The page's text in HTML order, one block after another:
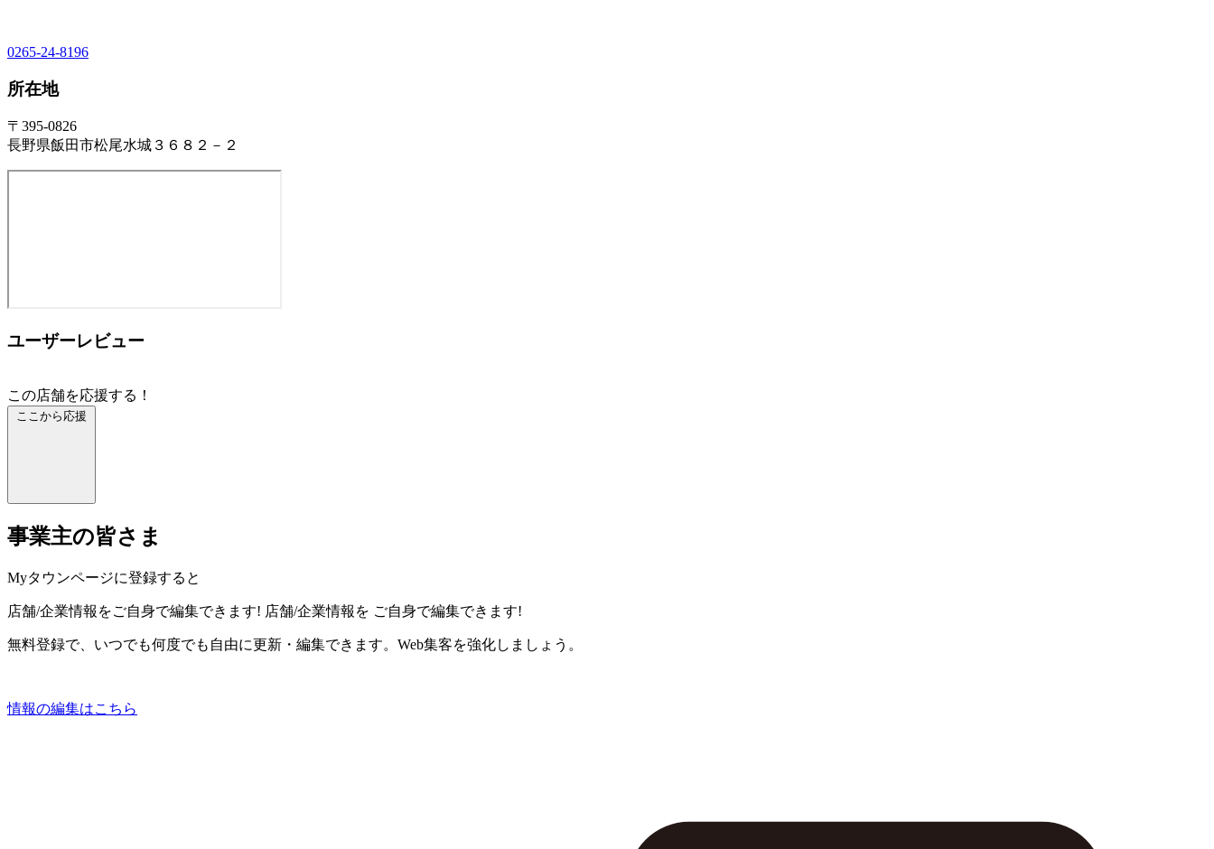
0265-24-8196
所在地
〒395-0826
長野県飯田市松尾水城３６８２－２
ユーザーレビュー
この店舗を応援する！
ここから応援
事業主の皆さま
Myタウンページに登録すると
店舗/企業情報をご自身で編集できます! 店舗/企業情報を ご自身で編集できます!
無料登録で、いつでも何度でも自由に更新・編集できます。Web集客を強化しましょう。
情報の編集はこちら